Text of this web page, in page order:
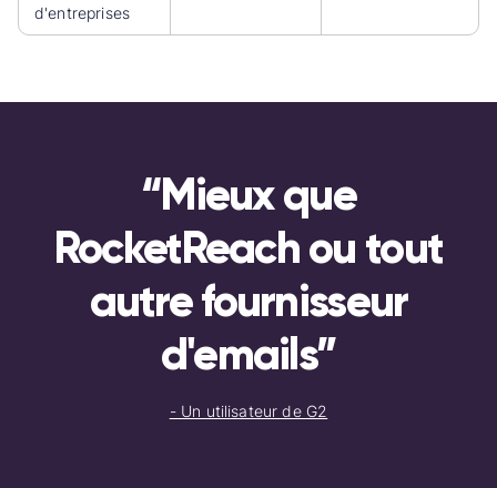
d'entreprises
“Mieux que
RocketReach ou tout
autre fournisseur
d'emails”
- Un utilisateur de G2